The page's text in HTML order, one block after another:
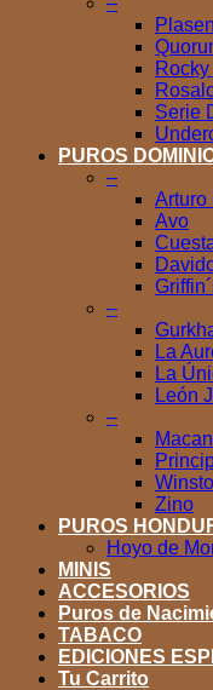
Rocky
Serie
PUROS
–
Arturo
Avo
–
La
La
León
–
Zino
PUROS
Hoyo de
MINIS
ACCESORIOS
Puros de
TABACO
EDICIONES
Tu Carrito